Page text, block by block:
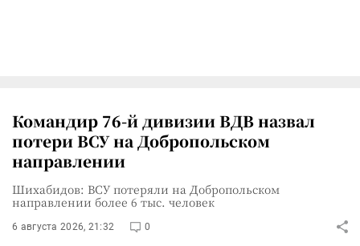
Командир 76-й дивизии ВДВ назвал
потери ВСУ на Добропольском
направлении
Шихабидов: ВСУ потеряли на Добропольском
направлении более 6 тыс. человек
6 августа 2026, 21:32 0